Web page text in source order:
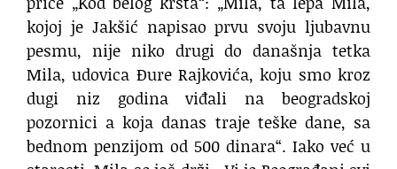
kojoj je Jakšić napisao prvu svoju ljubavnu
pesmu, nije niko drugi do današnja tetka
Mila, udovica Đure Rajkovića, koju smo kroz
dugi niz godina viđali na beogradskoj
pozornici a koja danas traje teške dane, sa
bednom penzijom od 500 dinara“. Iako već u